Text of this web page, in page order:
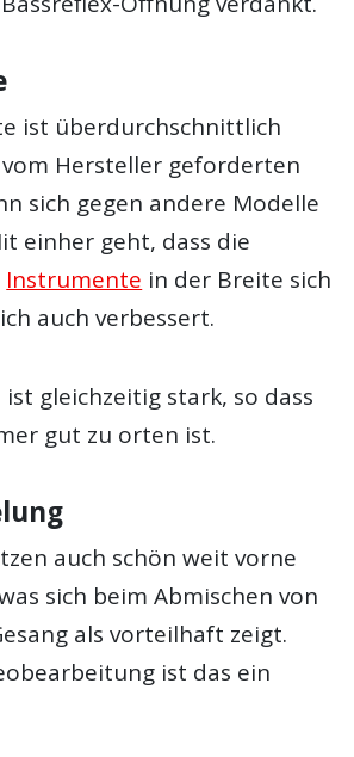
ist überdurchschnittlich
Hersteller geforderten
sich gegen andere Modelle
einher geht, dass die
Instrumente in der Breite sich
auch verbessert.
gleichzeitig stark, so dass
gut zu orten ist.
auch schön weit vorne
sich beim Abmischen von
als vorteilhaft zeigt.
ist das ein